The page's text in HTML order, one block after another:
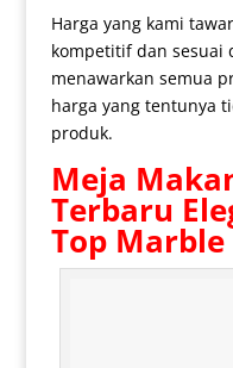
Harga yang kami
kompetitif dan sesuai
menawarkan semua
harga yang tentunya
produk.
Meja
Terbaru
Top Marble